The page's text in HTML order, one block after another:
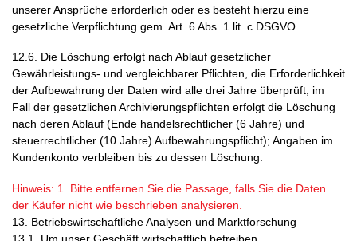
unserer Ansprüche erforderlich oder es besteht hierzu eine
gesetzliche Verpflichtung gem. Art. 6 Abs. 1 lit. c DSGVO.
12.6. Die Löschung erfolgt nach Ablauf gesetzlicher
Gewährleistungs- und vergleichbarer Pflichten, die Erforderlichkeit
der Aufbewahrung der Daten wird alle drei Jahre überprüft; im
Fall der gesetzlichen Archivierungspflichten erfolgt die Löschung
nach deren Ablauf (Ende handelsrechtlicher (6 Jahre) und
steuerrechtlicher (10 Jahre) Aufbewahrungspflicht); Angaben im
Kundenkonto verbleiben bis zu dessen Löschung.
Hinweis: 1. Bitte entfernen Sie die Passage, falls Sie die Daten
der Käufer nicht wie beschrieben analysieren.
13. Betriebswirtschaftliche Analysen und Marktforschung